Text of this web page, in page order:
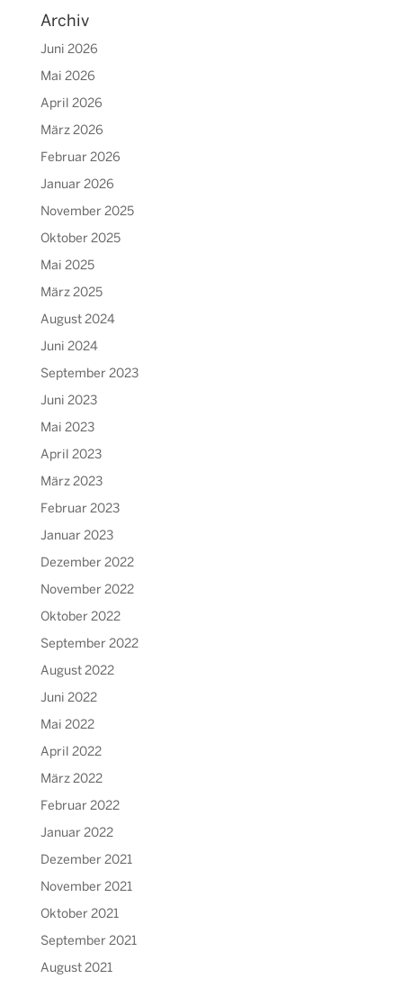
Archiv
Juni 2026
Mai 2026
April 2026
März 2026
Februar 2026
Januar 2026
November 2025
Oktober 2025
Mai 2025
März 2025
August 2024
Juni 2024
September 2023
Juni 2023
Mai 2023
April 2023
März 2023
Februar 2023
Januar 2023
Dezember 2022
November 2022
Oktober 2022
September 2022
August 2022
Juni 2022
Mai 2022
April 2022
März 2022
Februar 2022
Januar 2022
Dezember 2021
November 2021
Oktober 2021
September 2021
August 2021